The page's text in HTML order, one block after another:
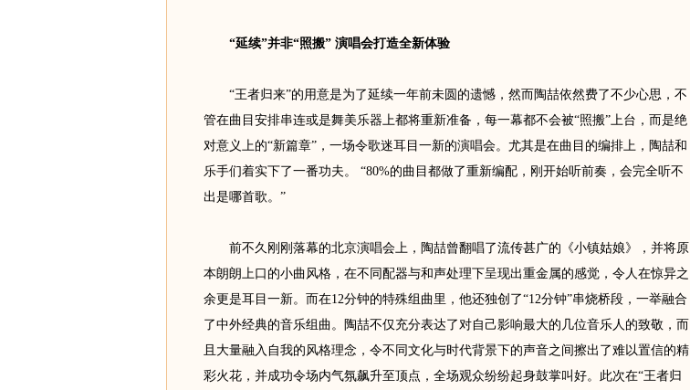
“延续”并非“照搬” 演唱会打造全新体验
“王者归来”的用意是为了延续一年前未圆的遗憾，然而陶喆依然费了不少心思，不
管在曲目安排串连或是舞美乐器上都将重新准备，每一幕都不会被“照搬”上台，而是绝
对意义上的“新篇章”，一场令歌迷耳目一新的演唱会。尤其是在曲目的编排上，陶喆和
乐手们着实下了一番功夫。 “80%的曲目都做了重新编配，刚开始听前奏，会完全听不
出是哪首歌。”
前不久刚刚落幕的北京演唱会上，陶喆曾翻唱了流传甚广的《小镇姑娘》，并将原
本朗朗上口的小曲风格，在不同配器与和声处理下呈现出重金属的感觉，令人在惊异之
余更是耳目一新。而在12分钟的特殊组曲里，他还独创了“12分钟”串烧桥段，一举融合
了中外经典的音乐组曲。陶喆不仅充分表达了对自己影响最大的几位音乐人的致敬，而
且大量融入自我的风格理念，令不同文化与时代背景下的声音之间擦出了难以置信的精
彩火花，并成功令场内气氛飙升至顶点，全场观众纷纷起身鼓掌叫好。此次在“王者归